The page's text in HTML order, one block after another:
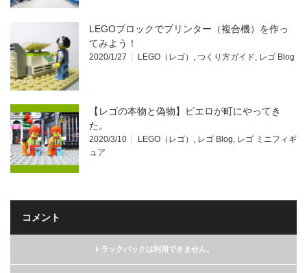
LEGOブロックでプリンター（複合機）を作っ
てみよう！
2020/1/27 LEGO（レゴ） つくり方ガイド レゴ Blog
【レゴの本物と偽物】ピエロが町にやってき
た。
2020/3/10 LEGO（レゴ） レゴ Blog レゴ ミニフィギ
ュア
コメント
トラックバックは利用できません。